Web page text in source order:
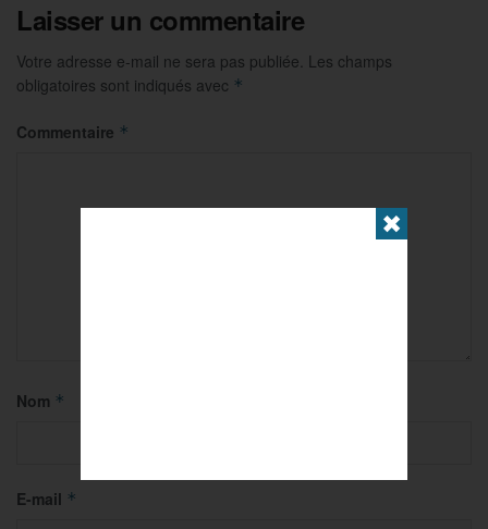
Laisser un commentaire
Votre adresse e-mail ne sera pas publiée. Les champs
obligatoires sont indiqués avec *
Commentaire *
Nom *
E-mail *
✖